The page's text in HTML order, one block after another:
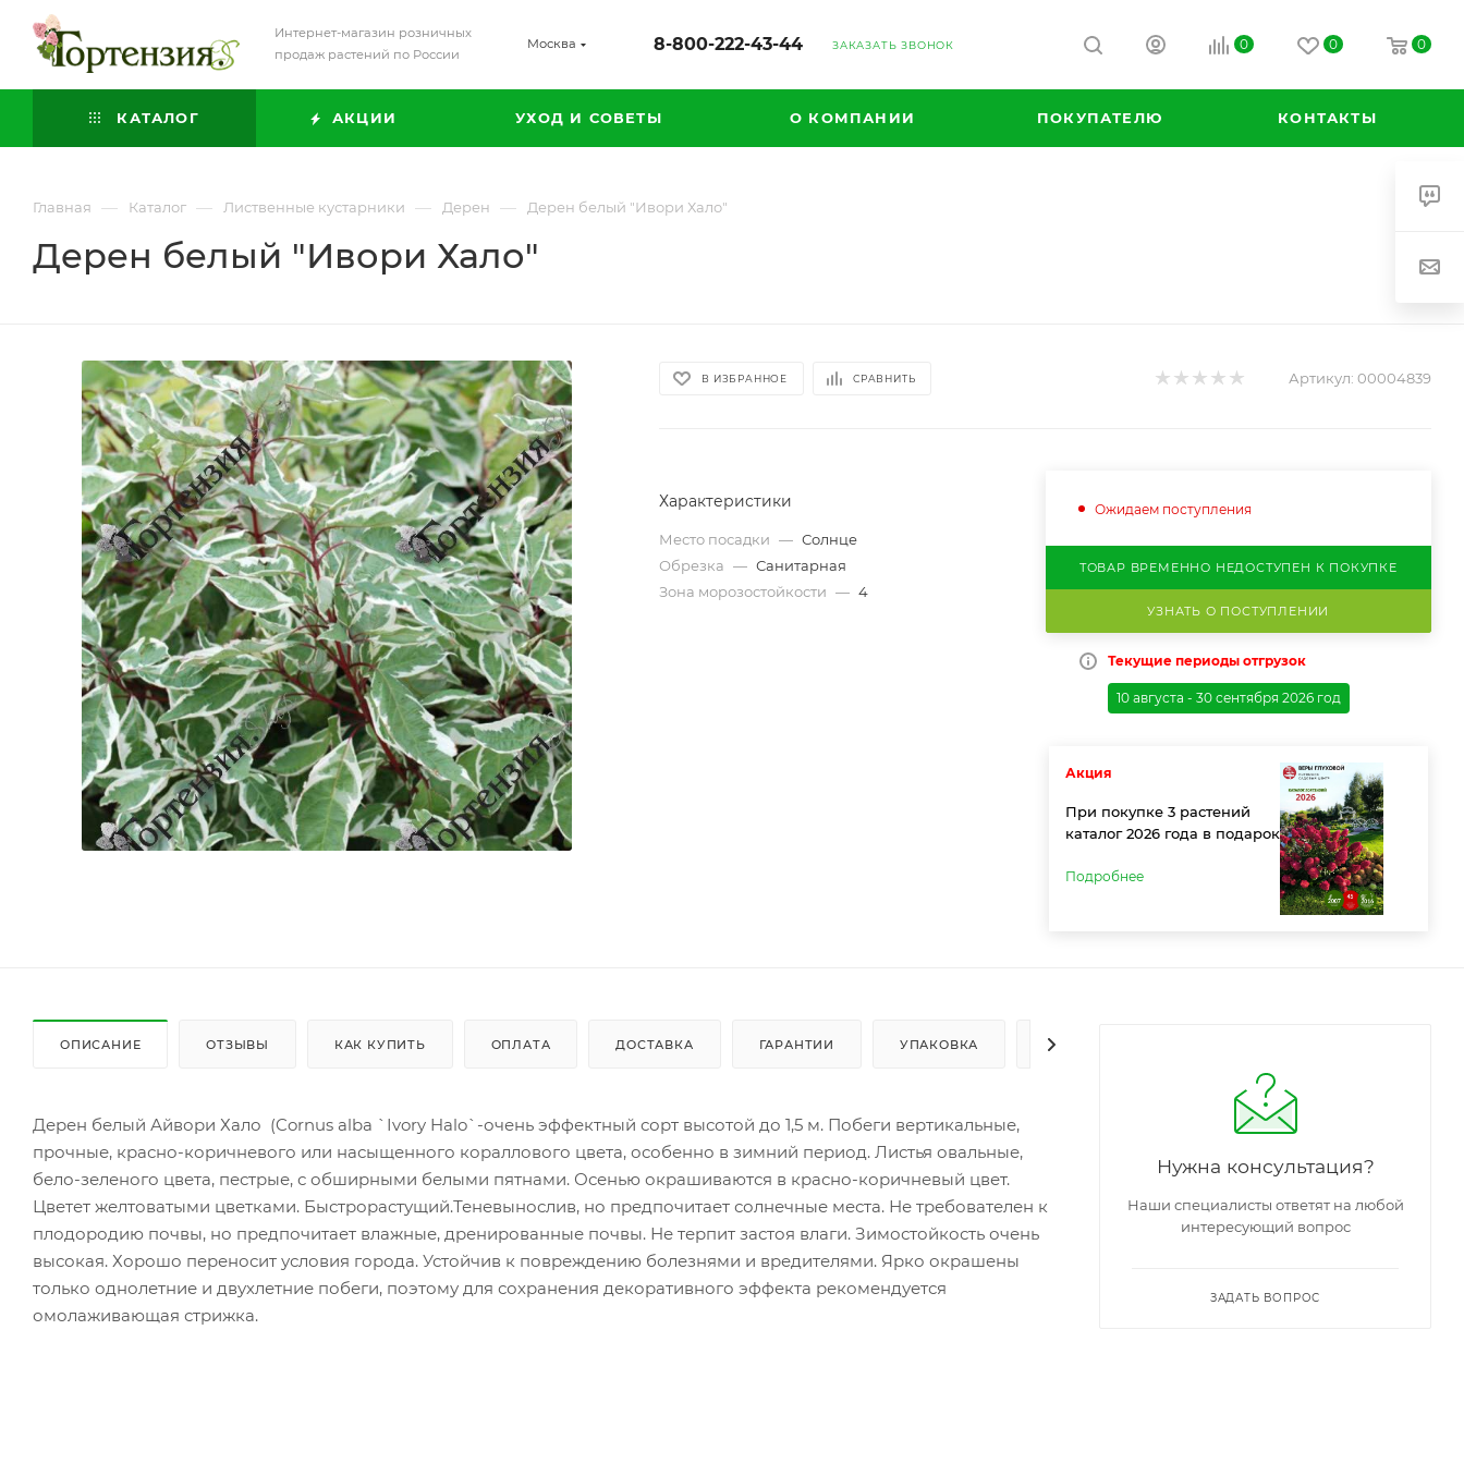
Интернет-магазин розничных
продаж растений по России
Москва 8-800-222-43-44 ЗАКАЗАТЬ ЗВОНОК 0 0 0
КАТАЛОГ АКЦИИ УХОД И СОВЕТЫ О КОМПАНИИ ПОКУПАТЕЛЮ КОНТАКТЫ
Главная — Каталог — Лиственные кустарники — Дерен — Дерен белый "Ивори Хало"
Дерен белый "Ивори Хало"
В ИЗБРАННОЕ СРАВНИТЬ Артикул: 00004839
Характеристики
Место посадки — Солнце
Обрезка — Санитарная
Зона морозостойкости — 4
Ожидаем поступления
ТОВАР ВРЕМЕННО НЕДОСТУПЕН К ПОКУПКЕ
УЗНАТЬ О ПОСТУПЛЕНИИ
Текущие периоды отгрузок
10 августа - 30 сентября 2026 год
Акция
При покупке 3 растений
каталог 2026 года в подарок
Подробнее
ОПИСАНИЕ ОТЗЫВЫ КАК КУПИТЬ ОПЛАТА ДОСТАВКА ГАРАНТИИ УПАКОВКА ЗАДАТЬ ВОПРОС
Дерен белый Айвори Хало (Cornus alba `Ivory Halo`-очень эффектный сорт высотой до 1,5 м. Побеги вертикальные,
прочные, красно-коричневого или насыщенного кораллового цвета, особенно в зимний период. Листья овальные,
бело-зеленого цвета, пестрые, с обширными белыми пятнами. Осенью окрашиваются в красно-коричневый цвет.
Цветет желтоватыми цветками. Быстрорастущий.Теневынослив, но предпочитает солнечные места. Не требователен к
плодородию почвы, но предпочитает влажные, дренированные почвы. Не терпит застоя влаги. Зимостойкость очень
высокая. Хорошо переносит условия города. Устойчив к повреждению болезнями и вредителями. Ярко окрашены
только однолетние и двухлетние побеги, поэтому для сохранения декоративного эффекта рекомендуется
омолаживающая стрижка.
Нужна консультация?
Наши специалисты ответят на любой
интересующий вопрос
ЗАДАТЬ ВОПРОС